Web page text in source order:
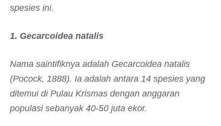
spesies ini.
1. Gecarcoidea natalis
Nama saintifiknya adalah Gecarcoidea natalis
(Pocock, 1888). Ia adalah antara 14 spesies yang
ditemui di Pulau Krismas dengan anggaran
populasi sebanyak 40-50 juta ekor.